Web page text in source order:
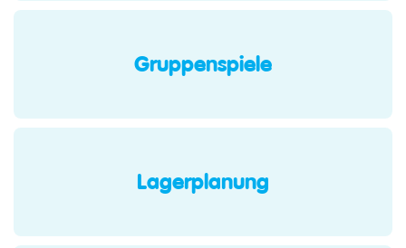
Gruppenspiele
Lagerplanung